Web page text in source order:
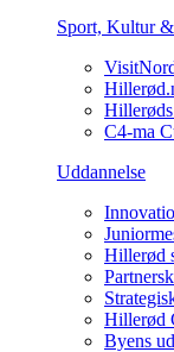
Sport, Kultur
C4-ma
Uddannelse
Hillerød
Hillerød
Byens